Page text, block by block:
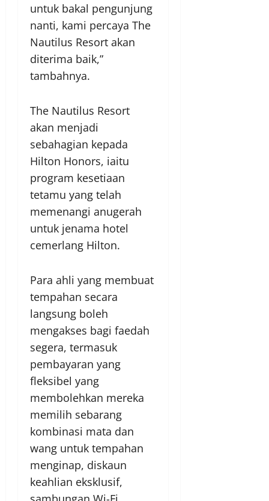
untuk bakal pengunjung
nanti, kami percaya The
Nautilus Resort akan
diterima baik,”
tambahnya.
The Nautilus Resort
akan menjadi
sebahagian kepada
Hilton Honors, iaitu
program kesetiaan
tetamu yang telah
memenangi anugerah
untuk jenama hotel
cemerlang Hilton.
Para ahli yang membuat
tempahan secara
langsung boleh
mengakses bagi faedah
segera, termasuk
pembayaran yang
fleksibel yang
membolehkan mereka
memilih sebarang
kombinasi mata dan
wang untuk tempahan
menginap, diskaun
keahlian eksklusif,